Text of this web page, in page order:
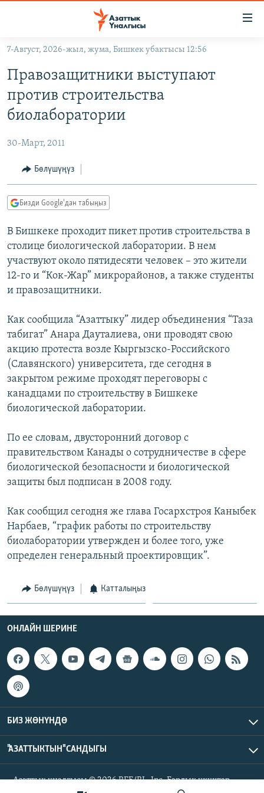
Навигацияга
өтүңүз
Издөөгө
салыңыз
КЫРГЫЗСТАН
КЫРГЫЗСТАН
ЭКОНОМИКА
МАДАНИЯТ
ДҮЙНӨ
БОРБОР АЗИЯ
АТАЙЫН ИЛИКТӨӨ
ТВ ПРОГРАММАЛАР
ЭКСПЕРТТЕР ТАЛДАЙТ
БИЗ ЖАНА ДҮЙНӨ
ЭЖЕ-СИҢДИЛЕР
АЗАТТЫК+
ЫҢГАЙСЫЗ СУРООЛОР
ӨЗГӨЧӨ ПИКИР
Русский
ОНЛАЙН ШЕРИНЕ
ЭЕ/АРнун бардык сайттары
7-Август, 2026-жыл, жума, Бишкек убактысы 12:56
Правозащитники выступают
против строительства
биолаборатории
30-Март, 2011
Бөлүшүңүз
Бизди Google'дан табыңыз
В Бишкеке проходит пикет против строительства в
столице биологической лаборатории. В нем
участвуют около пятидесяти человек – это жители
12-го и “Кок-Жар” микрорайонов, а также студенты
и правозащитники.
Как сообщила “Азаттыку” лидер объединения “Таза
табигат” Анара Дауталиева, они проводят свою
акцию протеста возле Кыргызско-Российского
(Славянского) университета, где сегодня в
закрытом режиме проходят переговоры с
канадцами по строительству в Бишкеке
биологической лаборатории.
По ее словам, двусторонний договор с
правительством Канады о сотрудничестве в сфере
биологической безопасности и биологической
защиты был подписан в 2008 году.
Как сообщил сегодня же глава Госархстроя Каныбек
Нарбаев, “график работы по строительству
биолаборатории утвержден и более того, уже
определен генеральный проектировщик”.
Бөлүшүңүз Катталыңыз
ОНЛАЙН ШЕРИНЕ
БИЗ ЖӨНҮНДӨ
"АЗАТТЫКТЫН" САНДЫГЫ
Азаттык үналгысы © 2026 RFE/RL, Inc. Бардык укуктар